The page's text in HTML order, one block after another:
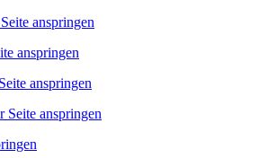
anspringen
anspringen
anspringen
Seite anspringen